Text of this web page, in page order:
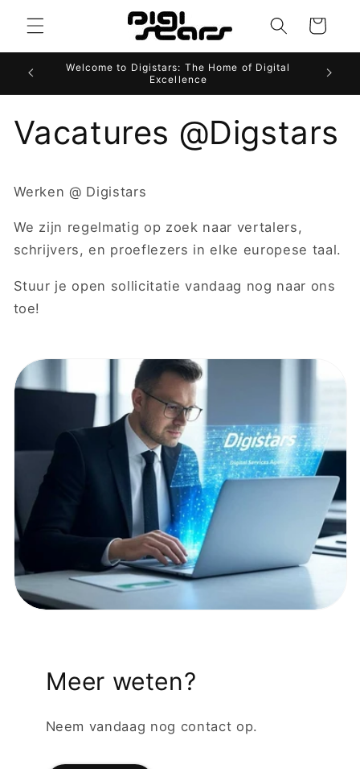
naar de
content
Winkelwagen
Welcome to Digistars: The Home of Digital
Excellence
Vacatures @Digstars
Werken @ Digistars
We zijn regelmatig op zoek naar vertalers,
schrijvers, en proeflezers in elke europese taal.
Stuur je open sollicitatie vandaag nog naar ons
toe!
Meer weten?
Neem vandaag nog contact op.